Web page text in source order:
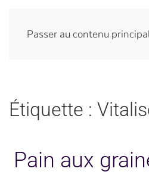
Passer au contenu
Étiquette :
Pain aux